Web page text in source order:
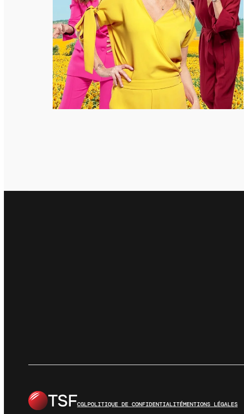
CGLPOLITIQUE DE CONFIDENTIALITÉMENTIONS LÉGALES